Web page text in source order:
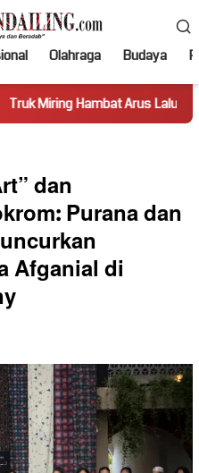
Olahraga Budaya
Arus Lalu Lintas di Jalan
dan
Purana dan
Afganial di